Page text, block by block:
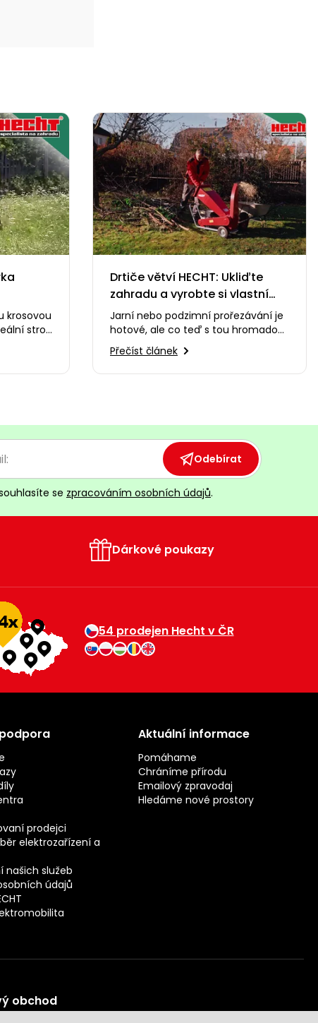
krosovou
stroj
Drtiče větví HECHT: Ukliďte
zahradu a vyrobte si vlastní
mulč!
Jarní nebo podzimní prořezávání je
hotové, ale co teď s tou hromadou
větví? 🪵 Místo pracného odvážení
nebo pálení…
Přečíst článek
Odebírat
se zpracováním osobních údajů.
Dárkové poukazy
54 prodejen Hecht v ČR
prodejci
elektrozařízení a
našich služeb
údajů
Aktuální informace
Pomáhame
Chráníme přírodu
Emailový zpravodaj
Hledáme nové prostory
obchod